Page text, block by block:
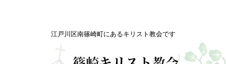
江戸川区南篠崎町にあるキリスト教会です